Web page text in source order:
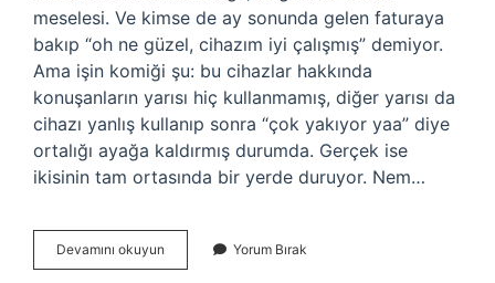
meselesi. Ve kimse de ay sonunda gelen faturaya
bakıp “oh ne güzel, cihazım iyi çalışmış” demiyor.
Ama işin komiği şu: bu cihazlar hakkında
konuşanların yarısı hiç kullanmamış, diğer yarısı da
cihazı yanlış kullanıp sonra “çok yakıyor yaa” diye
ortalığı ayağa kaldırmış durumda. Gerçek ise
ikisinin tam ortasında bir yerde duruyor. Nem…
Devamını okuyun
nem
Yorum Bırak